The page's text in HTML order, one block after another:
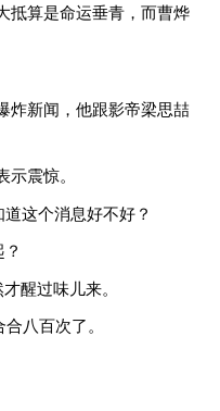
抵算是命运垂青，而曹烨
炸新闻，他跟影帝梁思喆
震惊。
这个消息好不好？
醒过味儿来。
八百次了。